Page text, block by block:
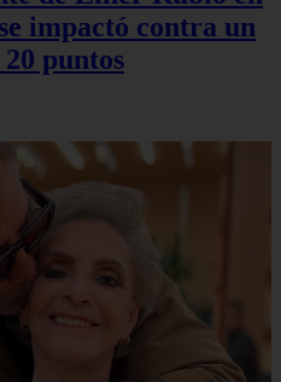
impactó contra un
puntos